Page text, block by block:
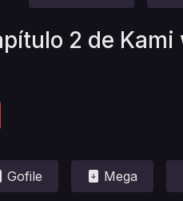
2 de
Gofile Mega